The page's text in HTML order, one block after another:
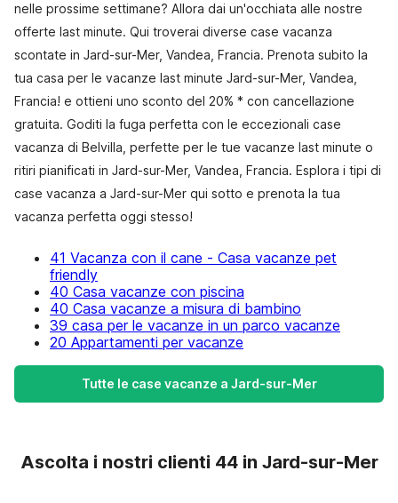
nelle prossime settimane? Allora dai un'occhiata alle nostre
offerte last minute. Qui troverai diverse case vacanza
scontate in Jard-sur-Mer, Vandea, Francia. Prenota subito la
tua casa per le vacanze last minute Jard-sur-Mer, Vandea,
Francia! e ottieni uno sconto del 20% * con cancellazione
gratuita. Goditi la fuga perfetta con le eccezionali case
vacanza di Belvilla, perfette per le tue vacanze last minute o
ritiri pianificati in Jard-sur-Mer, Vandea, Francia. Esplora i tipi di
case vacanza a Jard-sur-Mer qui sotto e prenota la tua
vacanza perfetta oggi stesso!
41 Vacanza con il cane - Casa vacanze pet
friendly
40 Casa vacanze con piscina
40 Casa vacanze a misura di bambino
39 casa per le vacanze in un parco vacanze
20 Appartamenti per vacanze
Tutte le case vacanze a Jard-sur-Mer
Ascolta i nostri clienti 44 in Jard-sur-Mer